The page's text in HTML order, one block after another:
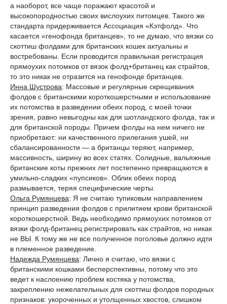
а наоборот, все чаще поражают красотой и
высокопородностью своих вислоухих питомцев. Такого же
стандарта придерживается Ассоциация «Кэтфолд». Что
касается «генофонда британцев», то не думаю, что вязки со
скоттиш фолдами для британских кошек актуальны и
востребованы. Если проводится правильная регистрация
прямоухих потомков от вязок фолд+британец как страйтов,
то это никак не отразится на генофонде британцев.
Инна Шустрова: Массовые и регулярные скрещивания
фолдов с британскими короткошерстными и использование
их потомства в разведении обеих пород, с моей точки
зрения, равно невыгодны как для шотландского фолда, так и
для британской породы. Причем фолды на нем ничего не
приобретают: ни качественного прилегания ушей, ни
сбалансированности — а британцы теряют, например,
массивность, ширину во всех статях. Солидные, вальяжные
британские коты прежних лет постепенно превращаются в
умильно-сладких «пупсиков». Облик обеих пород
размывается, теряя специфические черты.
Ольга Румянцева: Я не считаю тупиковым направлением
принцип разведения фолдов с прилитием крови британской
короткошерстной. Ведь необходимо прямоухих потомков от
вязки фолд-британец регистрировать как страйтов, но никак
не ВЫ. К тому же не все полученное поголовье должно идти
в племенное разведение.
Надежда Румянцева: Лично я считаю, что вязки с
британскими кошками бесперспективны, потому что это
ведет к наслоению проблем костяка у потомства,
закреплению нежелательных для скоттиш фолдов породных
признаков: укороченных и утолщенных хвостов, слишком